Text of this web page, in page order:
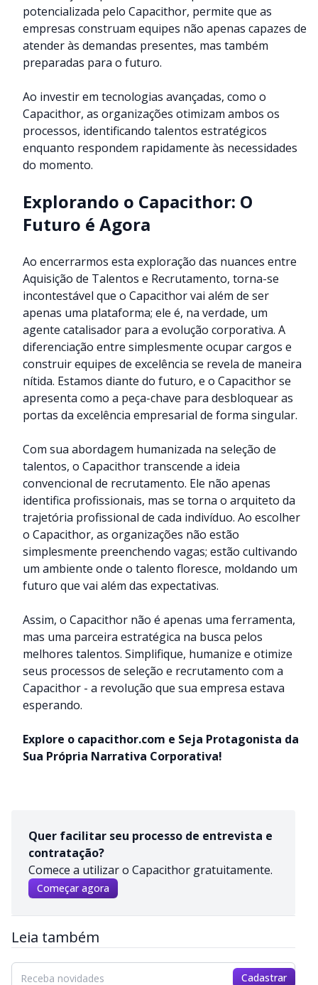
potencializada pelo Capacithor, permite que as
empresas construam equipes não apenas capazes de
atender às demandas presentes, mas também
preparadas para o futuro.
Ao investir em tecnologias avançadas, como o
Capacithor, as organizações otimizam ambos os
processos, identificando talentos estratégicos
enquanto respondem rapidamente às necessidades
do momento.
Explorando o Capacithor: O
Futuro é Agora
Ao encerrarmos esta exploração das nuances entre
Aquisição de Talentos e Recrutamento, torna-se
incontestável que o Capacithor vai além de ser
apenas uma plataforma; ele é, na verdade, um
agente catalisador para a evolução corporativa. A
diferenciação entre simplesmente ocupar cargos e
construir equipes de excelência se revela de maneira
nítida. Estamos diante do futuro, e o Capacithor se
apresenta como a peça-chave para desbloquear as
portas da excelência empresarial de forma singular.
Com sua abordagem humanizada na seleção de
talentos, o Capacithor transcende a ideia
convencional de recrutamento. Ele não apenas
identifica profissionais, mas se torna o arquiteto da
trajetória profissional de cada indivíduo. Ao escolher
o Capacithor, as organizações não estão
simplesmente preenchendo vagas; estão cultivando
um ambiente onde o talento floresce, moldando um
futuro que vai além das expectativas.
Assim, o Capacithor não é apenas uma ferramenta,
mas uma parceira estratégica na busca pelos
melhores talentos. Simplifique, humanize e otimize
seus processos de seleção e recrutamento com a
Capacithor - a revolução que sua empresa estava
esperando.
Explore o capacithor.com e Seja Protagonista da
Sua Própria Narrativa Corporativa!
Quer facilitar seu processo de entrevista e
contratação?
Comece a utilizar o Capacithor gratuitamente.
Começar agora
Leia também
Cadastrar